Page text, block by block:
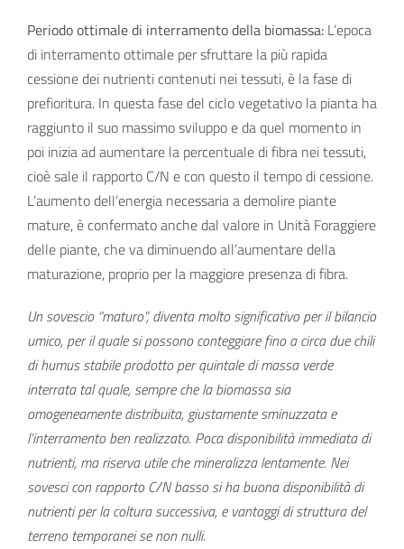
Periodo ottimale di interramento della biomassa: L’epoca
di interramento ottimale per sfruttare la più rapida
cessione dei nutrienti contenuti nei tessuti, è la fase di
prefioritura. In questa fase del ciclo vegetativo la pianta ha
raggiunto il suo massimo sviluppo e da quel momento in
poi inizia ad aumentare la percentuale di fibra nei tessuti,
cioè sale il rapporto C/N e con questo il tempo di cessione.
L’aumento dell’energia necessaria a demolire piante
mature, è confermato anche dal valore in Unità Foraggiere
delle piante, che va diminuendo all’aumentare della
maturazione, proprio per la maggiore presenza di fibra.
Un sovescio “maturo”, diventa molto significativo per il bilancio
umico, per il quale si possono conteggiare fino a circa due chili
di humus stabile prodotto per quintale di massa verde
interrata tal quale, sempre che la biomassa sia
omogeneamente distribuita, giustamente sminuzzata e
l’interramento ben realizzato. Poca disponibilità immediata di
nutrienti, ma riserva utile che mineralizza lentamente. Nei
sovesci con rapporto C/N basso si ha buona disponibilità di
nutrienti per la coltura successiva, e vantaggi di struttura del
terreno temporanei se non nulli.